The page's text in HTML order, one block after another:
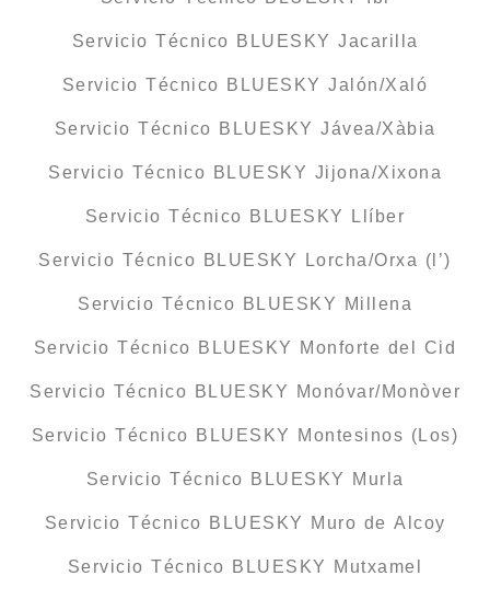
Servicio Técnico BLUESKY Jacarilla
Servicio Técnico BLUESKY Jalón/Xaló
Servicio Técnico BLUESKY Jávea/Xàbia
Servicio Técnico BLUESKY Jijona/Xixona
Servicio Técnico BLUESKY Llíber
Servicio Técnico BLUESKY Lorcha/Orxa (l’)
Servicio Técnico BLUESKY Millena
Servicio Técnico BLUESKY Monforte del Cid
Servicio Técnico BLUESKY Monóvar/Monòver
Servicio Técnico BLUESKY Montesinos (Los)
Servicio Técnico BLUESKY Murla
Servicio Técnico BLUESKY Muro de Alcoy
Servicio Técnico BLUESKY Mutxamel